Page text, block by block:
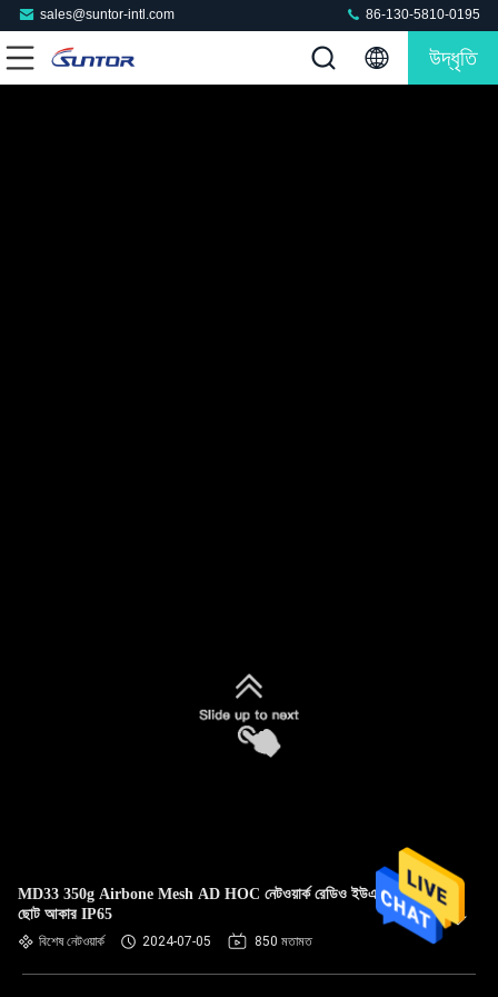
sales@suntor-intl.com 86-130-5810-0195
উদ্ধৃতি
MD33 350g Airbone Mesh AD HOC নেটওয়ার্ক রেডিও ইউএভির জন্য
ছোট আকার IP65
বিশেষ নেটওয়ার্ক 2024-07-05 850 মতামত